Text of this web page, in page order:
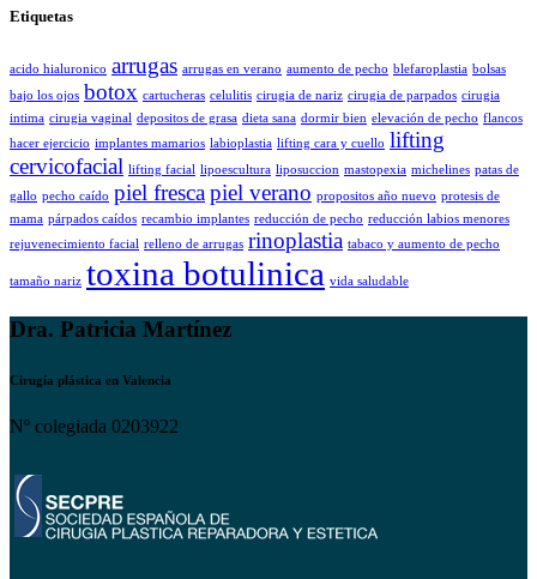
Etiquetas
acido hialuronico arrugas arrugas en verano aumento de pecho blefaroplastia bolsas
bajo los ojos botox cartucheras celulitis cirugia de nariz cirugia de parpados cirugia
intima cirugia vaginal depositos de grasa dieta sana dormir bien elevación de pecho flancos
hacer ejercicio implantes mamarios labioplastia lifting cara y cuello lifting
cervicofacial lifting facial lipoescultura liposuccion mastopexia michelines patas de
gallo pecho caído piel frescapiel verano propositos año nuevo protesis de
mama párpados caídos recambio implantes reducción de pecho reducción labios menores
rejuvenecimiento facial relleno de arrugas rinoplastia tabaco y aumento de pecho
tamaño nariz toxina botulinica vida saludable
Dra. Patricia Martínez
Cirugía plástica en Valencia
Nº colegiada 0203922